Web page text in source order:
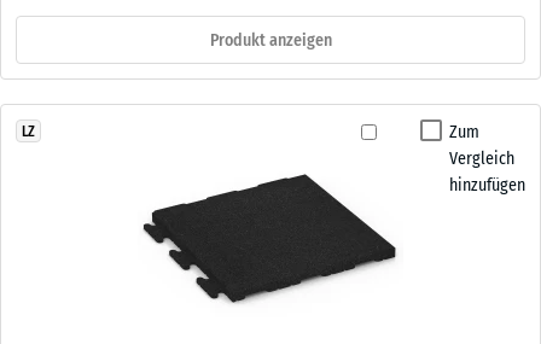
Produkt anzeigen
Zum
Vergleich
hinzufügen
LZ